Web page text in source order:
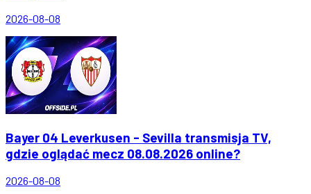
2026-08-08
Bayer 04 Leverkusen - Sevilla transmisja TV,
gdzie oglądać mecz 08.08.2026 online?
2026-08-08